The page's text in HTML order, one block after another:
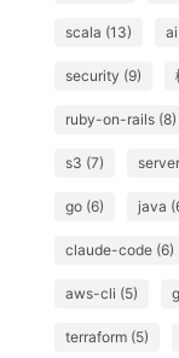
scala (13)
security (9)
ruby-on-rails (8)
s3 (7)
go (6) java
claude-code (6)
aws-cli (5)
terraform (5)